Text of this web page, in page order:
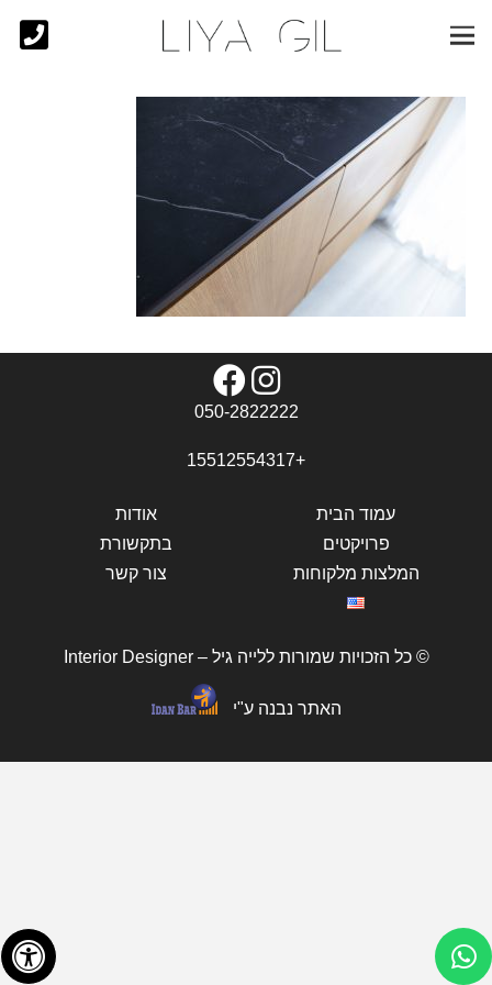
עמוד הבית
אודות
פרויקטים
בתקשורת
המלצות מלקוחות
צור קשר
© כל הזכויות שמורות ללייה גיל – Interior Designer
האתר נבנה ע"י
050-2822222
+15512554317